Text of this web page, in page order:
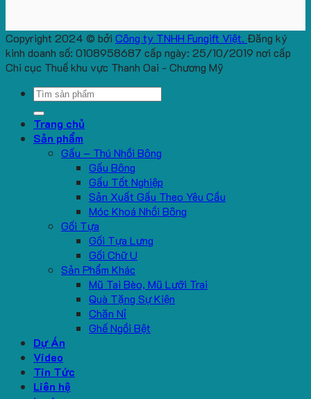
Copyright 2024 © bởi Công ty TNHH Fungift Việt. Đăng ký
kinh doanh số: 0108958687 cấp ngày: 25/10/2019 nơi cấp
Chi cục Thuế khu vực Thanh Oai - Chương Mỹ
Search
Trang chủ
Sản phẩm
Gấu – Thú Nhồi Bông
Gấu Bông
Gấu Tốt Nghiệp
Sản Xuất Gấu Theo Yêu Cầu
Móc Khoá Nhồi Bông
Gối Tựa
Gối Tựa Lưng
Gối Chữ U
Sản Phẩm Khác
Mũ Tai Bèo, Mũ Lưỡi Trai
Quà Tặng Sự Kiện
Chăn Nỉ
Ghế Ngồi Bệt
Dự Án
Video
Tin Tức
Liên hệ